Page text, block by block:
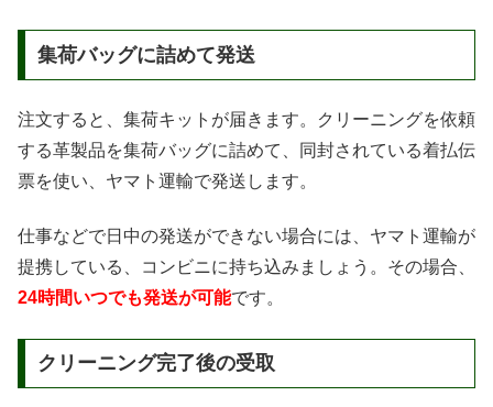
集荷バッグに詰めて発送
注文すると、集荷キットが届きます。クリーニングを依頼
する革製品を集荷バッグに詰めて、同封されている着払伝
票を使い、ヤマト運輸で発送します。
仕事などで日中の発送ができない場合には、ヤマト運輸が
提携している、コンビニに持ち込みましょう。その場合、
24時間いつでも発送が可能です。
クリーニング完了後の受取